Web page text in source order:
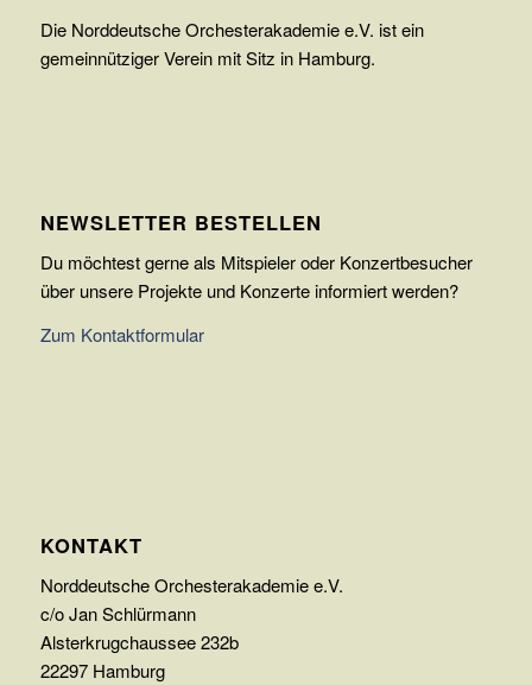
Die Norddeutsche Orchesterakademie e.V. ist ein
gemeinnütziger Verein mit Sitz in Hamburg.
NEWSLETTER BESTELLEN
Du möchtest gerne als Mitspieler oder Konzertbesucher
über unsere Projekte und Konzerte informiert werden?
Zum Kontaktformular
KONTAKT
Norddeutsche Orchesterakademie e.V.
c/o Jan Schlürmann
Alsterkrugchaussee 232b
22297 Hamburg